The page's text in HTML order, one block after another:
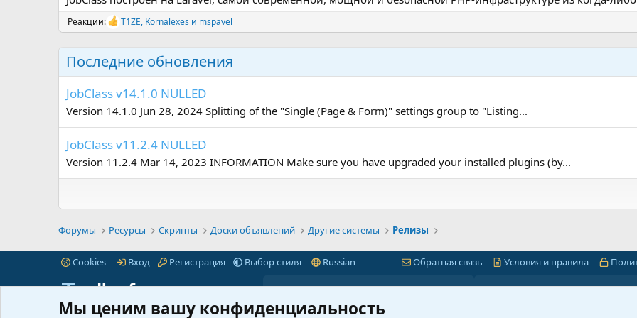
Реакции:
Р
а
к
и
:
T1ZE, Kornalexes и mspavel
Последние обновления
JobClass v14.1.0 NULLED
Version 14.1.0 Jun 28, 2024 Splitting of the "Single (Page & Form)" settings group to "Listing...
JobClass v11.2.4 NULLED
Version 11.2.4 Mar 14, 2023 INFORMATION Make sure you have upgraded your installed plugins (by...
Форумы Ресурсы Скрипты Доски объявлений Другие системы Релизы
Cookies Вход Регистрация Выбор стиля Russian Обратная связь Условия и правила
Мы ценим вашу конфиденциальность